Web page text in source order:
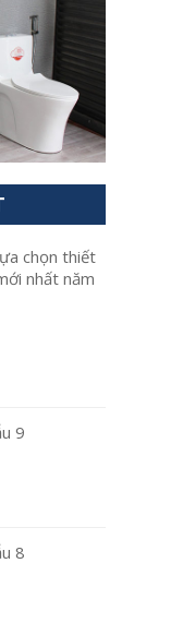
chọn thiết
nhất năm
9
8